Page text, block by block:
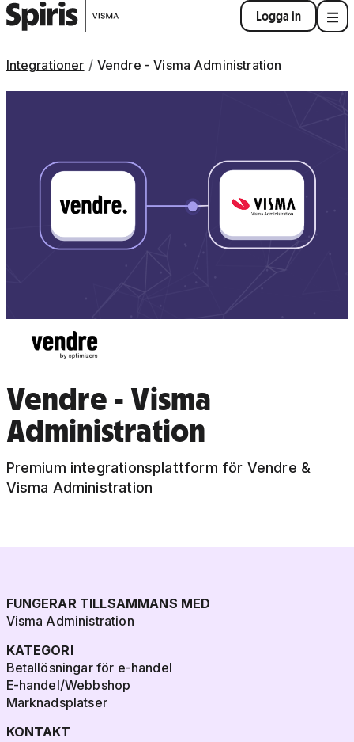
Logga in
Integrationer Vendre - Visma Administration
Vendre - Visma
Administration
Premium integrationsplattform för Vendre &
Visma Administration
FUNGERAR TILLSAMMANS MED
Visma Administration
KATEGORI
Betallösningar för e-handel
E-handel/Webbshop
Marknadsplatser
KONTAKT